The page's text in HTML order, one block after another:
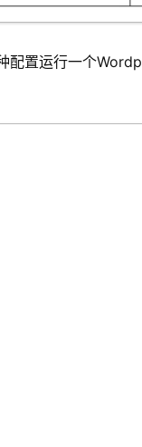
配置运行一个